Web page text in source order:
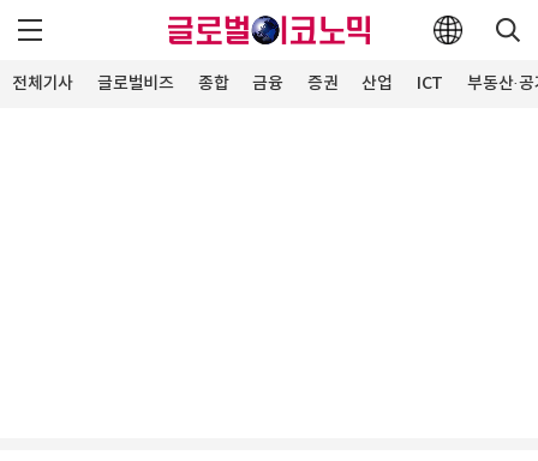
전체기사 글로벌비즈 종합 금융 증권 산업 ICT 부동산·